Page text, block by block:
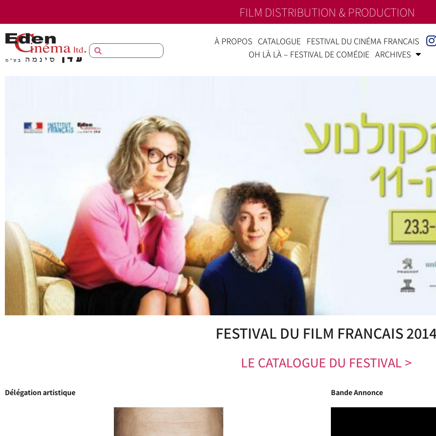
FILM DISTRIBUTION & PRODUCTION
À PROPOS CATALOGUE FESTIVAL DU CINÉMA FRANÇAIS
OH LÀ LÀ – FESTIVAL DE COMÉDIE ARCHIVES
FESTIVAL DU FILM FRANÇAIS
LE CATALOGUE DU FESTIVAL >
Délégation artistique Bande Annonce